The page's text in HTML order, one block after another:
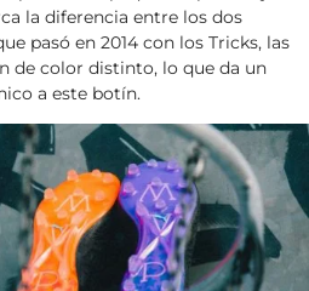
la diferencia entre los dos
pasó en 2014 con los Tricks, las
de color distinto, lo que da un
a este botín.